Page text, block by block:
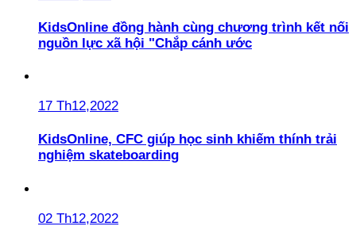
KidsOnline đồng hành cùng chương trình kết nối
nguồn lực xã hội "Chắp cánh ước
17 Th12,2022
KidsOnline, CFC giúp học sinh khiếm thính trải
nghiệm skateboarding
02 Th12,2022